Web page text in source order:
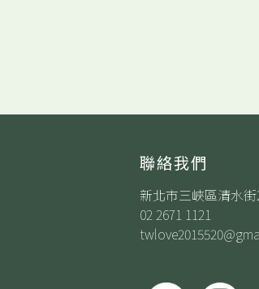
聯絡我們
新北市三峽區清水
02 2671 1121